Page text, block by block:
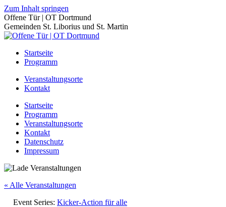
Zum Inhalt springen
Offene Tür | OT Dortmund
Gemeinden St. Liborius und St. Martin
Startseite
Programm
Veranstaltungsorte
Kontakt
Startseite
Programm
Veranstaltungsorte
Kontakt
Datenschutz
Impressum
« Alle Veranstaltungen
Event Series: Kicker-Action für alle